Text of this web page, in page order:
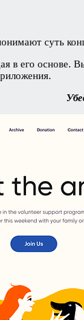
суть
в его основе.